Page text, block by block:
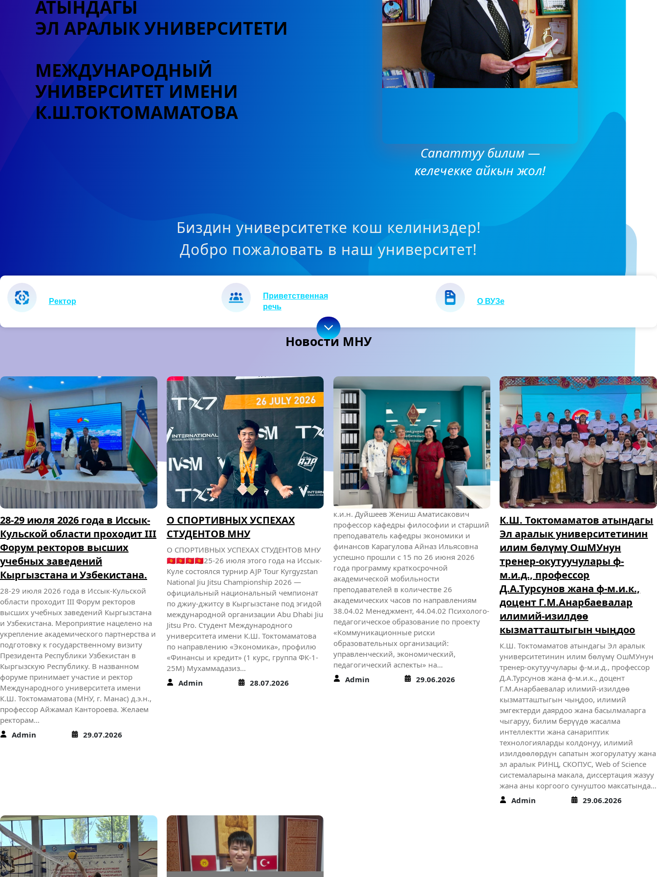
АТЫНДАГЫ
ЭЛ АРАЛЫК УНИВЕРСИТЕТИ
МЕЖДУНАРОДНЫЙ
УНИВЕРСИТЕТ ИМЕНИ
К.Ш.ТОКТОМАМАТОВА
Сапаттуу билим —
келечекке айкын жол!
Биздин университетке кош келиниздер!
Добро пожаловать в наш университет!
Ректор
Приветственная
речь
О ВУЗе
Новости МНУ
28-29 июля 2026 года в Иссык-
Кульской области проходит III
Форум ректоров высших
учебных заведений
Кыргызстана и Узбекистана.
28-29 июля 2026 года в Иссык-Кульской
области проходит III Форум ректоров
высших учебных заведений Кыргызстана
и Узбекистана. Мероприятие нацелено на
укрепление академического партнерства и
подготовку к государственному визиту
Президента Республики Узбекистан в
Кыргызскую Республику. В названном
форуме принимает участие и ректор
Международного университета имени
К.Ш. Токтомаматова (МНУ, г. Манас) д.э.н.,
профессор Айжамал Кантороева. Желаем
ректорам…
Admin
29.07.2026
О СПОРТИВНЫХ УСПЕХАХ
СТУДЕНТОВ МНУ
О СПОРТИВНЫХ УСПЕХАХ СТУДЕНТОВ МНУ
🇰🇬🇰🇬🇰🇬🇰🇬25-26 июля этого года на Иссык-
Куле состоялся турнир AJP Tour Kyrgyzstan
National Jiu Jitsu Championship 2026 —
официальный национальный чемпионат
по джиу-джитсу в Кыргызстане под эгидой
международной организации Abu Dhabi Jiu
Jitsu Pro. Студент Международного
университета имени К.Ш. Токтомаматова
по направлению «Экономика», профилю
«Финансы и кредит» (1 курс, группа ФК-1-
25М) Мухаммадазиз…
Admin
28.07.2026
к.и.н. Дуйшеев Жениш Аматисакович
профессор кафедры философии и старший
преподаватель кафедры экономики и
финансов Карагулова Айназ Ильясовна
успешно прошли с 15 по 26 июня 2026
года программу краткосрочной
академической мобильности
преподавателей в количестве 26
академических часов по направлениям
38.04.02 Менеджмент, 44.04.02 Психолого-
педагогическое образование по проекту
«Коммуникационные риски
образовательных организаций:
управленческий, экономический,
педагогический аспекты» на…
Admin
29.06.2026
К.Ш. Токтомаматов атындагы
Эл аралык университетинин
илим бөлүмү ОшМУнун
тренер-окутуучулары ф-
м.и.д., профессор
Д.А.Турсунов жана ф-м.и.к.,
доцент Г.М.Анарбаевалар
илимий-изилдөө
кызматташтыгын чыңдоо
К.Ш. Токтомаматов атындагы Эл аралык
университетинин илим бөлүмү ОшМУнун
тренер-окутуучулары ф-м.и.д., профессор
Д.А.Турсунов жана ф-м.и.к., доцент
Г.М.Анарбаевалар илимий-изилдөө
кызматташтыгын чыңдоо, илимий
эмгектерди даярдоо жана басылмаларга
чыгаруу, билим берүүдө жасалма
интеллектти жана санариптик
технологияларды колдонуу, илимий
изилдөөлөрдүн сапатын жогорулатуу жана
эл аралык РИНЦ, СКОПУС, Web of Science
системаларына макала, диссертация жазуу
жана аны коргоого сунуштоо максатында…
Admin
29.06.2026